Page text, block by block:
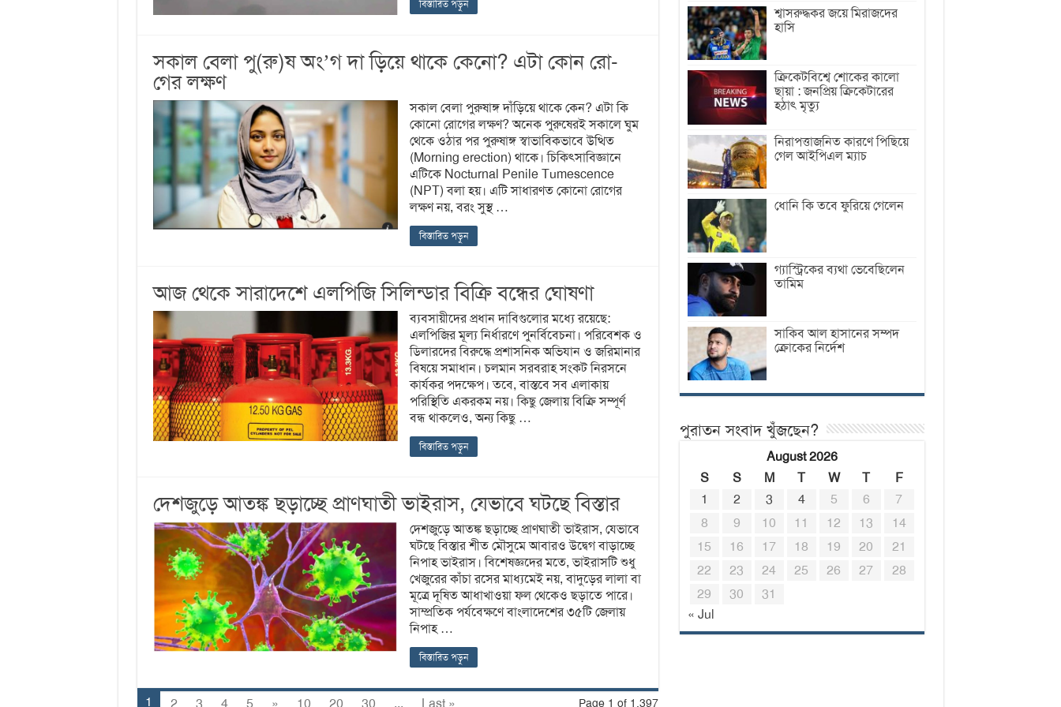
বিস্তারিত পড়ুন
সকাল বেলা পু(রু)ষ অং’গ দা ড়িয়ে থাকে কেনো? এটা কোন রো-
গের লক্ষণ
সকাল বেলা পুরুষাঙ্গ দাঁড়িয়ে থাকে কেন? এটা কি
কোনো রোগের লক্ষণ? অনেক পুরুষেরই সকালে ঘুম
থেকে ওঠার পর পুরুষাঙ্গ স্বাভাবিকভাবে উত্থিত
(Morning erection) থাকে। চিকিৎসাবিজ্ঞানে
এটিকে Nocturnal Penile Tumescence
(NPT) বলা হয়। এটি সাধারণত কোনো রোগের
লক্ষণ নয়, বরং সুস্থ …
বিস্তারিত পড়ুন
আজ থেকে সারাদেশে এলপিজি সিলিন্ডার বিক্রি বন্ধের ঘোষণা
ব্যবসায়ীদের প্রধান দাবিগুলোর মধ্যে রয়েছে:
এলপিজির মূল্য নির্ধারণে পুনর্বিবেচনা। পরিবেশক ও
ডিলারদের বিরুদ্ধে প্রশাসনিক অভিযান ও জরিমানার
বিষয়ে সমাধান। চলমান সরবরাহ সংকট নিরসনে
কার্যকর পদক্ষেপ। তবে, বাস্তবে সব এলাকায়
পরিস্থিতি একরকম নয়। কিছু জেলায় বিক্রি সম্পূর্ণ
বন্ধ থাকলেও, অন্য কিছু …
বিস্তারিত পড়ুন
দেশজুড়ে আতঙ্ক ছড়াচ্ছে প্রাণঘাতী ভাইরাস, যেভাবে ঘটছে বিস্তার
দেশজুড়ে আতঙ্ক ছড়াচ্ছে প্রাণঘাতী ভাইরাস, যেভাবে
ঘটছে বিস্তার শীত মৌসুমে আবারও উদ্বেগ বাড়াচ্ছে
নিপাহ ভাইরাস। বিশেষজ্ঞদের মতে, ভাইরাসটি শুধু
খেজুরের কাঁচা রসের মাধ্যমেই নয়, বাদুড়ের লালা বা
মূত্রে দূষিত আধাখাওয়া ফল থেকেও ছড়াতে পারে।
সাম্প্রতিক পর্যবেক্ষণে বাংলাদেশের ৩৫টি জেলায়
নিপাহ …
বিস্তারিত পড়ুন
Page 1 of 1,397
1 2 3 4 5 » 10 20 30 ... Last »
শ্বাসরুদ্ধকর জয়ে মিরাজদের
হাসি
ক্রিকেটবিশ্বে শোকের কালো
ছায়া : জনপ্রিয় ক্রিকেটারের
হঠাৎ মৃত্যু
নিরাপত্তাজনিত কারণে পিছিয়ে
গেল আইপিএল ম্যাচ
ধোনি কি তবে ফুরিয়ে গেলেন
গ্যাস্ট্রিকের ব্যথা ভেবেছিলেন
তামিম
সাকিব আল হাসানের সম্পদ
ক্রোকের নির্দেশ
পুরাতন সংবাদ খুঁজছেন?
August 2026
S
S M T W T
F
1
2 3 4 5 6
7
8
9 10 11 12 13
14
15
16 17 18 19 20
21
22
23 24 25 26 27
28
29
30
31
« Jul